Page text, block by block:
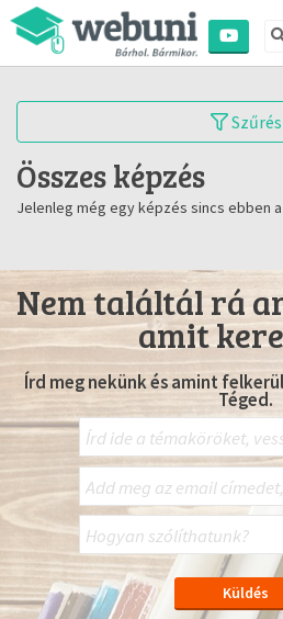
Szűrés
Összes képzés
Jelenleg még egy képzés sincs ebben
Nem találtál rá
amit
Írd meg nekünk és amint
Téged.